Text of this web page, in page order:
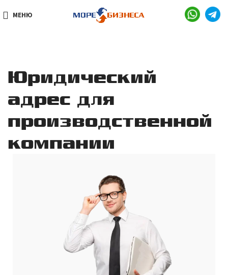
МЕНЮ
Юридический
адрес для
производственной
компании